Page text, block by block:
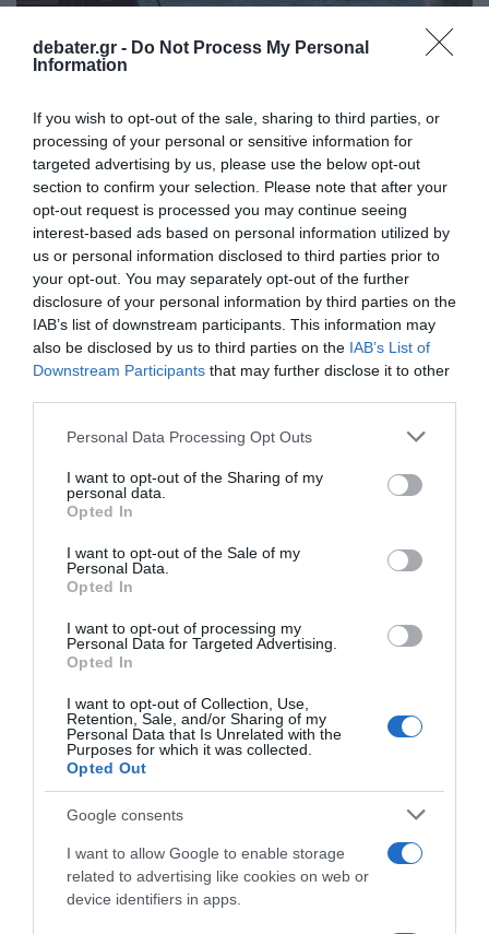
debater.gr - Do Not Process My Personal
Information
If you wish to opt-out of the sale, sharing to third parties, or
processing of your personal or sensitive information for
targeted advertising by us, please use the below opt-out
section to confirm your selection. Please note that after your
opt-out request is processed you may continue seeing
interest-based ads based on personal information utilized by
us or personal information disclosed to third parties prior to
your opt-out. You may separately opt-out of the further
disclosure of your personal information by third parties on the
IAB’s list of downstream participants. This information may
also be disclosed by us to third parties on the IAB’s List of
Downstream Participants that may further disclose it to other
Please note that this website/app uses one or more Google
not limited to your visit or usage behaviour. You may click to
grant or deny consent to Google and its third-party tags to
use your data for below specified purposes in below Google
consent section.
Personal Data Processing Opt Outs
I want to opt-out of the Sharing of my
personal data.
Opted In
I want to opt-out of the Sale of my
Personal Data.
Opted In
I want to opt-out of processing my
Personal Data for Targeted Advertising.
Opted In
I want to opt-out of Collection, Use,
Retention, Sale, and/or Sharing of my
Personal Data that Is Unrelated with the
Purposes for which it was collected.
Opted Out
Google consents
I want to allow Google to enable storage
related to advertising like cookies on web or
device identifiers in apps.
Πνιγμοί στη θάλασσα: 357 νεκροί κάθε χρόνο
στην Ελλάδα – SMS σε όλους τους πολίτες
άνω των 60 ετών
Τι δείχνουν τα στατιστικά στοιχεία
16.06.2026 - 09:01
ΕΛΛΑΔΑ
Καλάβρυτα: Νεκρός 64χρονος που πνίγηκε
με μπουκιά από φαγητό
Ένα κομμάτι στάθηκε στον λαιμό του και δεν
μπορούσε να αναπνεύσει
18.05.2026 - 11:25